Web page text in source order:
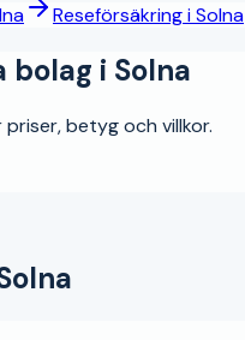
ReseförsäkringiSolna
bolag i Solna
betyg och villkor.